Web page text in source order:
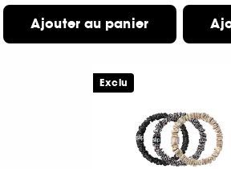
Ajouter au panier
Exclu